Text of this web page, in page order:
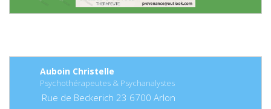
Auboin Christelle
Psychothérapeutes & Psychanalystes
Rue de Beckerich 23 6700 Arlon